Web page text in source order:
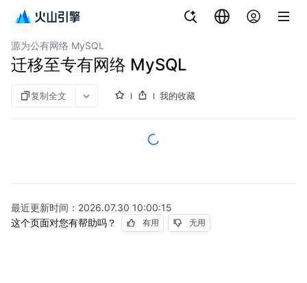
数据库传输服务
源为公有网络 MySQL
迁移至专有网络 MySQL
复制全文 我的收藏
最近更新时间： 2026.07.30 10:00:15
这个页面对您有帮助吗？
有用 无用